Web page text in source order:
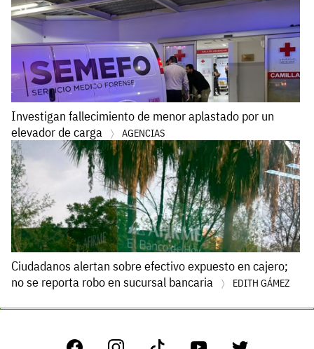
Investigan fallecimiento de menor aplastado por un
elevador de carga
AGENCIAS
Ciudadanos alertan sobre efectivo expuesto en cajero;
no se reporta robo en sucursal bancaria
EDITH GÁMEZ